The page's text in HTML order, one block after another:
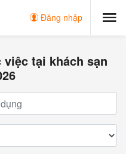
Đăng nhập
tại khách sạn